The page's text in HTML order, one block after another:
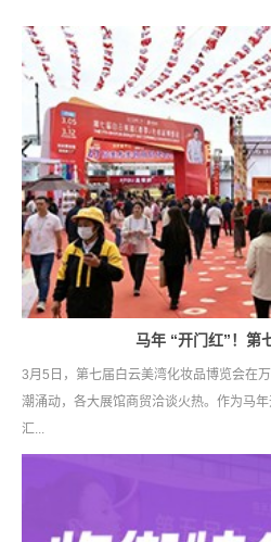
马年 “开门红”！第
3月5日，第七届白云美湾化妆品博览会在
潮涌动，各大展馆商贸洽谈火热。作为马
汇...